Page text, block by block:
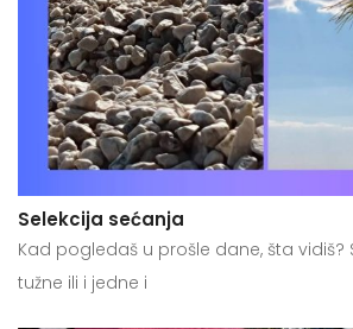
Selekcija sećanja
Kad pogledaš u prošle dane, šta
tužne ili i jedne i